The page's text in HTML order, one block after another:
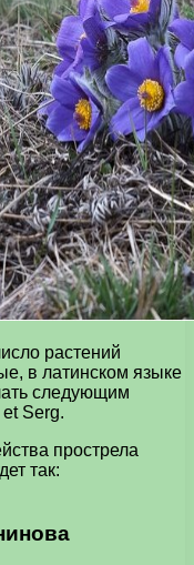
растений
в латинском языке
следующим
Serg.
прострела
так: